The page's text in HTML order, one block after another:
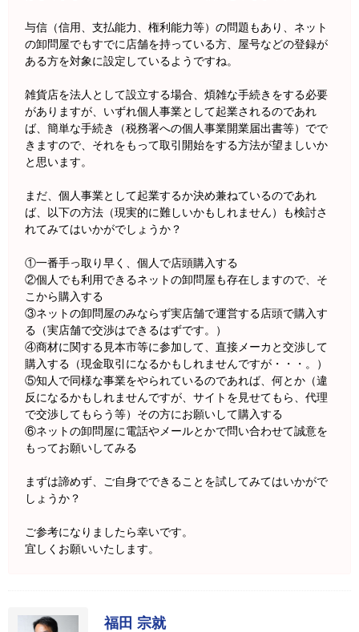
与信（信用、支払能力、権利能力等）の問題もあり、ネット
の卸問屋でもすでに店舗を持っている方、屋号などの登録が
ある方を対象に設定しているようですね。
雑貨店を法人として設立する場合、煩雑な手続きをする必要
がありますが、いずれ個人事業として起業されるのであれ
ば、簡単な手続き（税務署への個人事業開業届出書等）でで
きますので、それをもって取引開始をする方法が望ましいか
と思います。
まだ、個人事業として起業するか決め兼ねているのであれ
ば、以下の方法（現実的に難しいかもしれません）も検討さ
れてみてはいかがでしょうか？
①一番手っ取り早く、個人で店頭購入する
②個人でも利用できるネットの卸問屋も存在しますので、そ
こから購入する
③ネットの卸問屋のみならず実店舗で運営する店頭で購入す
る（実店舗で交渉はできるはずです。）
④商材に関する見本市等に参加して、直接メーカと交渉して
購入する（現金取引になるかもしれませんですが・・・。）
⑤知人で同様な事業をやられているのであれば、何とか（違
反になるかもしれませんですが、サイトを見せてもら、代理
で交渉してもらう等）その方にお願いして購入する
⑥ネットの卸問屋に電話やメールとかで問い合わせて誠意を
もってお願いしてみる
まずは諦めず、ご自身でできることを試してみてはいかがで
しょうか？
ご参考になりましたら幸いです。
宜しくお願いいたします。
福田 宗就